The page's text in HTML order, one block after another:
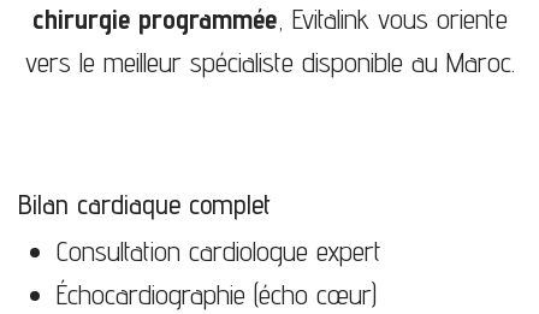
chirurgie programmée, Evitalink vous oriente
vers le meilleur spécialiste disponible au Maroc.
Bilan cardiaque complet
Consultation cardiologue expert
Échocardiographie (écho cœur)